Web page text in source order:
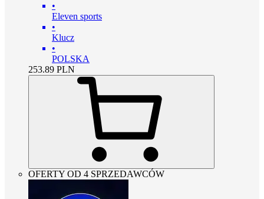
•
Eleven sports
•
Klucz
•
POLSKA
253.89 PLN
OFERTY OD 4 SPRZEDAWCÓW